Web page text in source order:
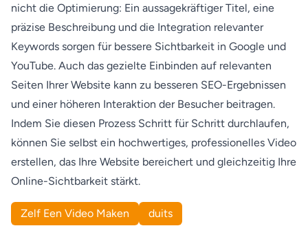
nicht die Optimierung: Ein aussagekräftiger Titel, eine
präzise Beschreibung und die Integration relevanter
Keywords sorgen für bessere Sichtbarkeit in Google und
YouTube. Auch das gezielte Einbinden auf relevanten
Seiten Ihrer Website kann zu besseren SEO-Ergebnissen
und einer höheren Interaktion der Besucher beitragen.
Indem Sie diesen Prozess Schritt für Schritt durchlaufen,
können Sie selbst ein hochwertiges, professionelles Video
erstellen, das Ihre Website bereichert und gleichzeitig Ihre
Online-Sichtbarkeit stärkt.
Zelf Een Video Maken duits